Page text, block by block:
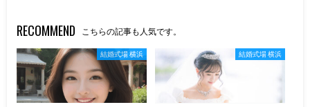
RECOMMEND こちらの記事も人気です。
結婚式場 横浜 結婚式場 横浜